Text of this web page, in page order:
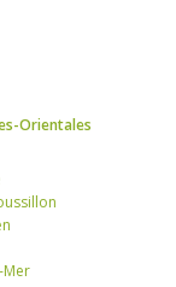
Orientales
Mer